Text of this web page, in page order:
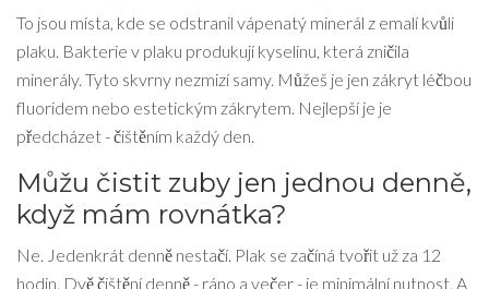
To jsou místa, kde se odstranil vápenatý minerál z emalí kvůli
plaku. Bakterie v plaku produkují kyselinu, která zničila
minerály. Tyto skvrny nezmizí samy. Můžeš je jen zákryt léčbou
fluoridem nebo estetickým zákrytem. Nejlepší je je
předcházet - čištěním každý den.
Můžu čistit zuby jen jednou denně,
když mám rovnátka?
Ne. Jedenkrát denně nestačí. Plak se začíná tvořit už za 12
hodin. Dvě čištění denně - ráno a večer - je minimální nutnost. A